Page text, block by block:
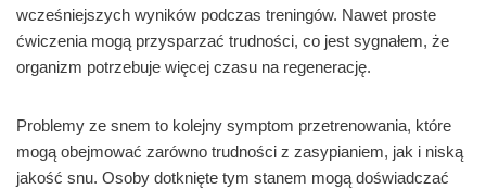
wcześniejszych wyników podczas treningów. Nawet proste
ćwiczenia mogą przysparzać trudności, co jest sygnałem, że
organizm potrzebuje więcej czasu na regenerację.
Problemy ze snem to kolejny symptom przetrenowania, które
mogą obejmować zarówno trudności z zasypianiem, jak i niską
jakość snu. Osoby dotknięte tym stanem mogą doświadczać